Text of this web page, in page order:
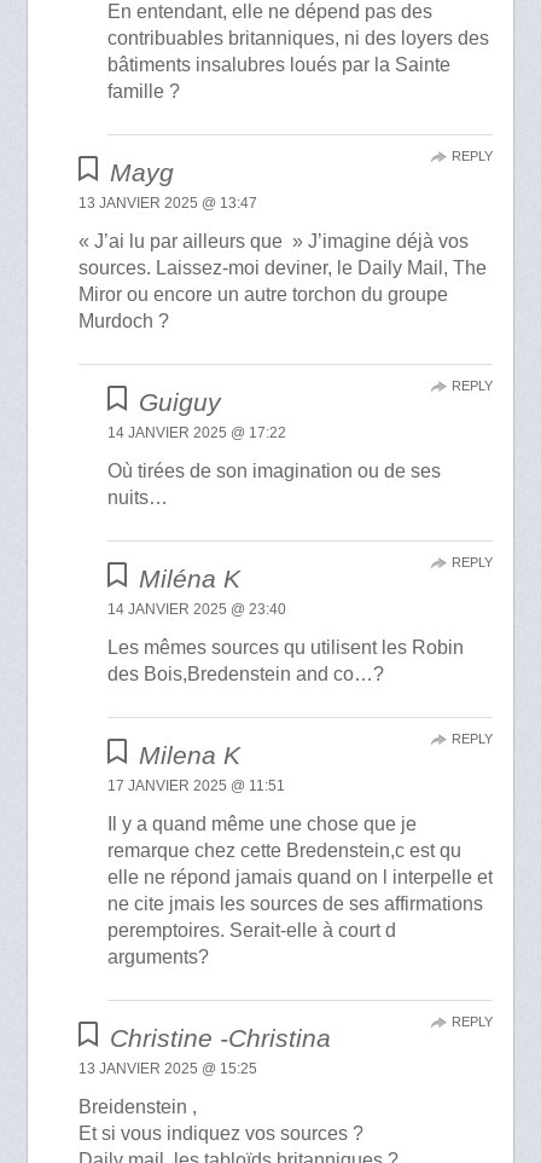
En entendant, elle ne dépend pas des
contribuables britanniques, ni des loyers des
bâtiments insalubres loués par la Sainte
famille ?
Mayg
13 JANVIER 2025 @ 13:47
« J’ai lu par ailleurs que » J’imagine déjà vos
sources. Laissez-moi deviner, le Daily Mail, The
Miror ou encore un autre torchon du groupe
Murdoch ?
REPLY
Guiguy
14 JANVIER 2025 @ 17:22
Où tirées de son imagination ou de ses
nuits…
REPLY
Miléna K
14 JANVIER 2025 @ 23:40
Les mêmes sources qu utilisent les Robin
des Bois,Bredenstein and co…?
REPLY
Milena K
17 JANVIER 2025 @ 11:51
Il y a quand même une chose que je
remarque chez cette Bredenstein,c est qu
elle ne répond jamais quand on l interpelle et
ne cite jmais les sources de ses affirmations
peremptoires. Serait-elle à court d
arguments?
REPLY
Christine -Christina
13 JANVIER 2025 @ 15:25
Breidenstein ,
Et si vous indiquez vos sources ?
REPLY